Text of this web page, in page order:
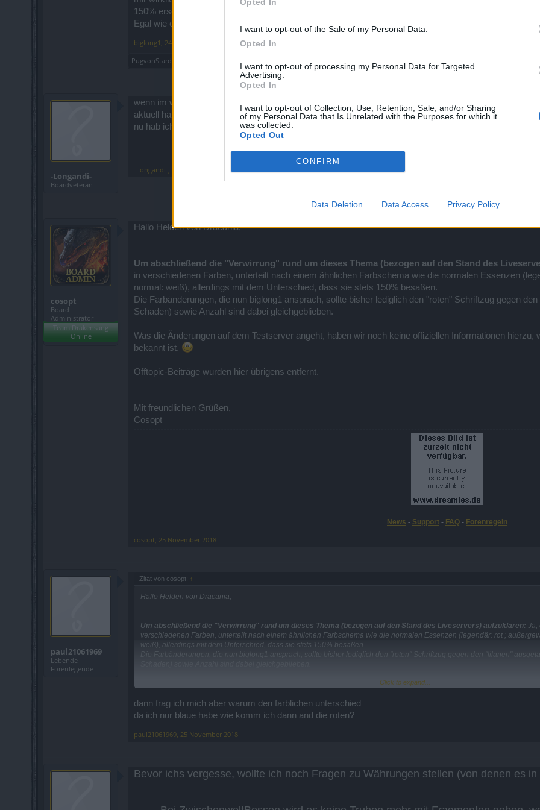
I want to opt-out of the Sale of my Personal Data.
Opted In
I want to opt-out of processing my Personal Data for Targeted
Advertising.
Opted In
I want to opt-out of Collection, Use, Retention, Sale, and/or Sharing
of my Personal Data that Is Unrelated with the Purposes for which it
was collected.
Opted Out
CONFIRM
Data Deletion Data Access Privacy Policy
150% erscheint mir das ziemlich sinnlos und hätte ich bewußt niemals gemacht.
Egal wie es jetzt auch wirklich ist, würde eh nix ändern, also, sorry nochmal...
biglong1 24 November 2018
PugvonStardock
-Longandi-
Boardveteran
wenn im wiki nicht vielleicht noch was wo steht, dann muß das mit 2 Schnee essi verdammt lange her
aktuell hab ich es auf dem testi geschafft, Schnee essi mit blauer schrifft auf nen stapel mit rosa
nu hab ich essi mit rosa schrifft und doch nur 100%
-Longandi-
cosopt
Board
Administrator
Team Drakensang
Online
Hallo Helden von Dracania,
Um abschließend die "Verwirrung" rund um dieses Thema (bezogen auf den Stand des
in verschiedenen Farben, unterteilt nach einem ähnlichen Farbschema wie die normalen Essenzen
normal: weiß), allerdings mit dem Unterschied, dass sie stets 150% besaßen.
Die Farbänderungen, die nun biglong1 ansprach, sollte bisher lediglich den "roten" Schriftzug gegen
Schaden) sowie Anzahl sind dabei gleichgeblieben.
Was die Änderungen auf dem Testserver angeht, haben wir noch keine offiziellen Informationen
bekannt ist.
Offtopic-Beiträge wurden hier übrigens entfernt.
Mit freundlichen Grüßen,
Cosopt
News - Support - FAQ - Forenregeln
cosopt 25 November 2018
paul21061969
Lebende
Forenlegende
Zitat von cosopt: ↑
Hallo Helden von Dracania,
Um abschließend die "Verwirrung" rund um dieses Thema (bezogen auf den Stand des Liveservers) aufzuklären: Ja,
verschiedenen Farben, unterteilt nach einem ähnlichen Farbschema wie die normalen Essenzen (legendär: rot ;
weiß), allerdings mit dem Unterschied, dass sie stets 150% besaßen.
Die Farbänderungen, die nun biglong1 ansprach, sollte bisher lediglich den "roten" Schriftzug gegen den "lilanen"
Was die Änderungen auf dem Testserver angeht, haben wir noch keine offiziellen Informationen hierzu, werden es euch
Offtopic-Beiträge wurden hier übrigens entfernt.
Click to expand...
dann frag ich mich aber warum den farblichen unterschied
da ich nur blaue habe wie komm ich dann and die roten?
paul21061969, 25 November 2018
Bevor ichs vergesse, wollte ich noch Fragen zu Währungen stellen (von denen es